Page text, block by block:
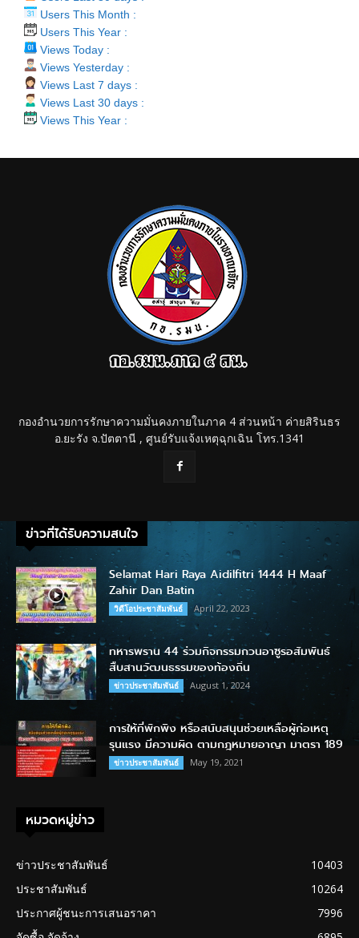
Users This Month :
Users This Year :
Views Today :
Views Yesterday :
Views Last 7 days :
Views Last 30 days :
Views This Year :
กองอำนวยการรักษาความมั่นคงภายในภาค 4 ส่วนหน้า ค่ายสิรินธร
อ.ยะรัง จ.ปัตตานี , ศูนย์รับแจ้งเหตุฉุกเฉิน โทร.1341
ข่าวที่ได้รับความสนใจ
Selamat Hari Raya Aidilfitri 1444 H Maaf
Zahir Dan Batin
วิดีโอประชาสัมพันธ์ April 22, 2023
ทหารพราน 44 ร่วมกิจกรรมกวนอาซูรอสัมพันธ์
สืบสานวัฒนธรรมของท้องถิ่น
ข่าวประชาสัมพันธ์ August 1, 2024
การให้ที่พักพิง หรือสนับสนุนช่วยเหลือผู้ก่อเหตุ
รุนแรง มีความผิด ตามกฎหมายอาญา มาตรา 189
ข่าวประชาสัมพันธ์ May 19, 2021
หมวดหมู่ข่าว
ข่าวประชาสัมพันธ์
10403
ประชาสัมพันธ์
10264
ประกาศผู้ชนะการเสนอราคา
7996